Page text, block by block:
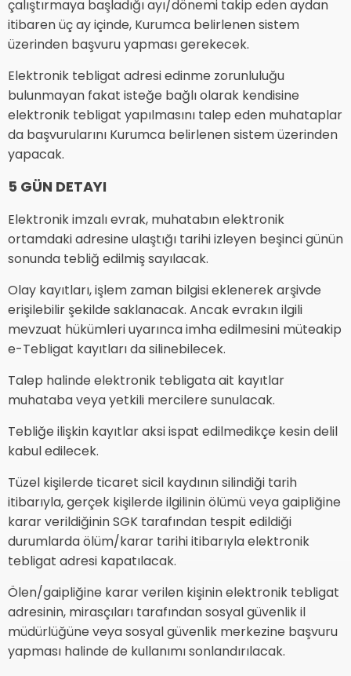
çalıştırmaya başladığı ayı/dönemi takip eden aydan
itibaren üç ay içinde, Kurumca belirlenen sistem
üzerinden başvuru yapması gerekecek.
Elektronik tebligat adresi edinme zorunluluğu
bulunmayan fakat isteğe bağlı olarak kendisine
elektronik tebligat yapılmasını talep eden muhataplar
da başvurularını Kurumca belirlenen sistem üzerinden
yapacak.
5 GÜN DETAYI
Elektronik imzalı evrak, muhatabın elektronik
ortamdaki adresine ulaştığı tarihi izleyen beşinci günün
sonunda tebliğ edilmiş sayılacak.
Olay kayıtları, işlem zaman bilgisi eklenerek arşivde
erişilebilir şekilde saklanacak. Ancak evrakın ilgili
mevzuat hükümleri uyarınca imha edilmesini müteakip
e-Tebligat kayıtları da silinebilecek.
Talep halinde elektronik tebligata ait kayıtlar
muhataba veya yetkili mercilere sunulacak.
Tebliğe ilişkin kayıtlar aksi ispat edilmedikçe kesin delil
kabul edilecek.
Tüzel kişilerde ticaret sicil kaydının silindiği tarih
itibarıyla, gerçek kişilerde ilgilinin ölümü veya gaipliğine
karar verildiğinin SGK tarafından tespit edildiği
durumlarda ölüm/karar tarihi itibarıyla elektronik
tebligat adresi kapatılacak.
Ölen/gaipliğine karar verilen kişinin elektronik tebligat
adresinin, mirasçıları tarafından sosyal güvenlik il
müdürlüğüne veya sosyal güvenlik merkezine başvuru
yapması halinde de kullanımı sonlandırılacak.